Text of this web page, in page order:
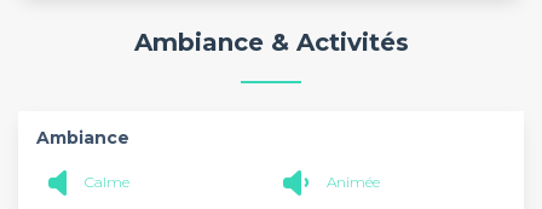
Ambiance & Activités
Ambiance
Calme Animée